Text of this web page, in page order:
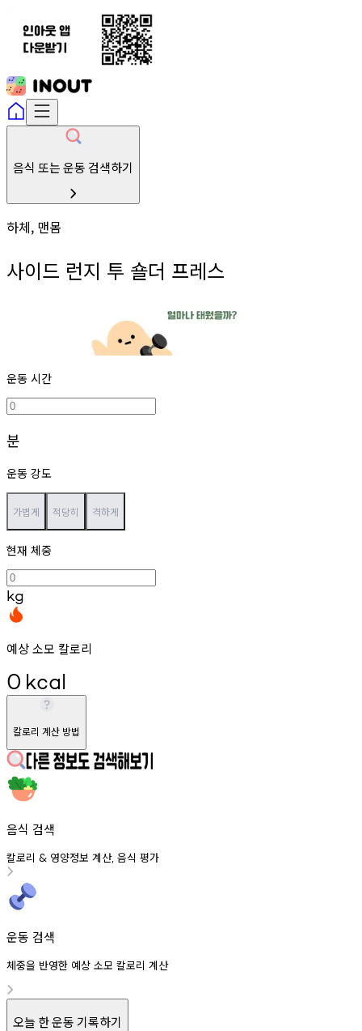
음식 또는 운동 검색하기
하체, 맨몸
사이드 런지 투 숄더 프레스
운동 시간
분
운동 강도
가볍게 적당히 격하게
현재 체중
kg
예상 소모 칼로리
0 kcal
칼로리 계산 방법
음식 검색
칼로리 & 영양정보 계산, 음식 평가
운동 검색
체중을 반영한 예상 소모 칼로리 계산
오늘 한 운동 기록하기